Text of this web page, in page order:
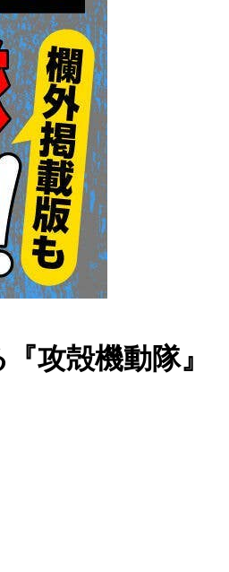
攻殻機動隊』